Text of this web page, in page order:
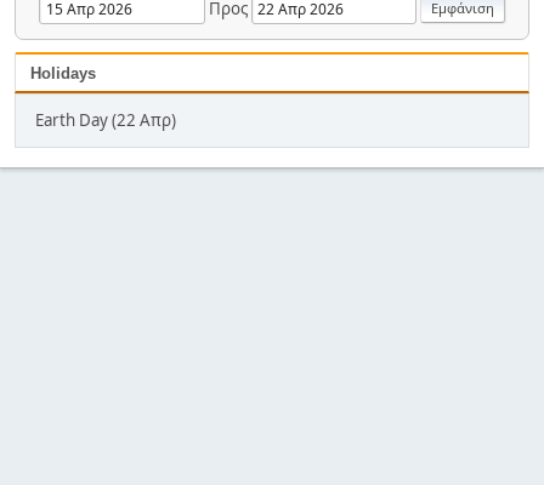
Προς
Holidays
Earth Day (22 Απρ)